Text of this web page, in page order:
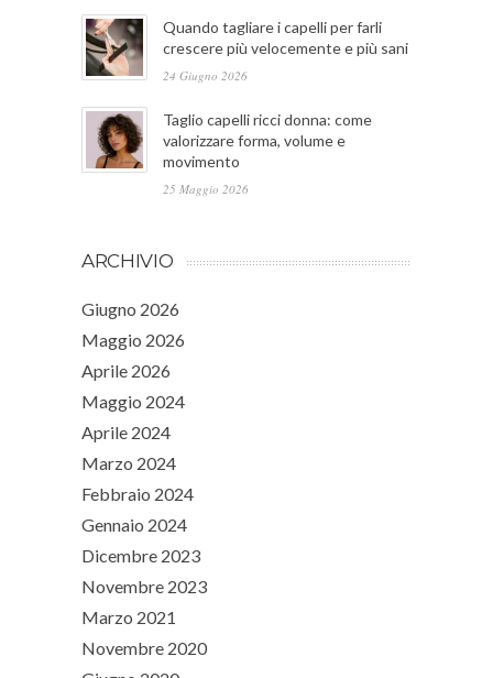
Quando tagliare i capelli per farli
crescere più velocemente e più sani
24 Giugno 2026
Taglio capelli ricci donna: come
valorizzare forma, volume e
movimento
25 Maggio 2026
ARCHIVIO
Giugno 2026
Maggio 2026
Aprile 2026
Maggio 2024
Aprile 2024
Marzo 2024
Febbraio 2024
Gennaio 2024
Dicembre 2023
Novembre 2023
Marzo 2021
Novembre 2020